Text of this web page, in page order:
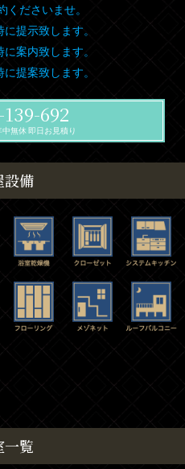
くださいませ。
提示致します。
案内致します。
提案致します。
692
無休 即日お見積り
設備
一覧